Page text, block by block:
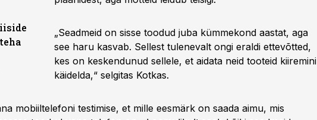
„Seadmeid on sisse toodud juba kümmekond aastat, aga
see haru kasvab. Sellest tulenevalt ongi eraldi ettevõtted,
kes on keskendunud sellele, et aidata neid tooteid kiiremini
käidelda,“ selgitas Kotkas.
mobiiltelefoni testimise, et mille eesmärk on saada aimu, mis